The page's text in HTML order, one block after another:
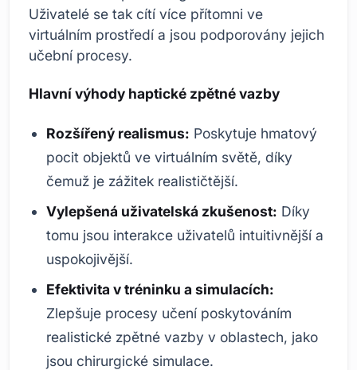
Uživatelé se tak cítí více přítomni ve
virtuálním prostředí a jsou podporovány jejich
učební procesy.
Hlavní výhody haptické zpětné vazby
Rozšířený realismus: Poskytuje hmatový
pocit objektů ve virtuálním světě, díky
čemuž je zážitek realističtější.
Vylepšená uživatelská zkušenost: Díky
tomu jsou interakce uživatelů intuitivnější a
uspokojivější.
Efektivita v tréninku a simulacích:
Zlepšuje procesy učení poskytováním
realistické zpětné vazby v oblastech, jako
jsou chirurgické simulace.